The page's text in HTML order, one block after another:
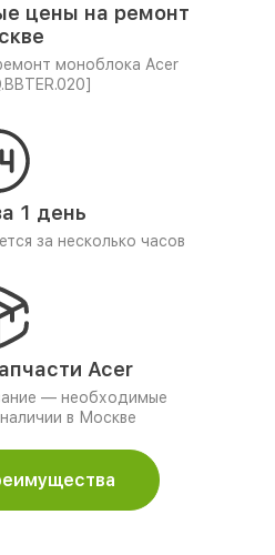
цены на ремонт
моноблока Acer
1 день
за несколько часов
Acer
— необходимые
в Москве